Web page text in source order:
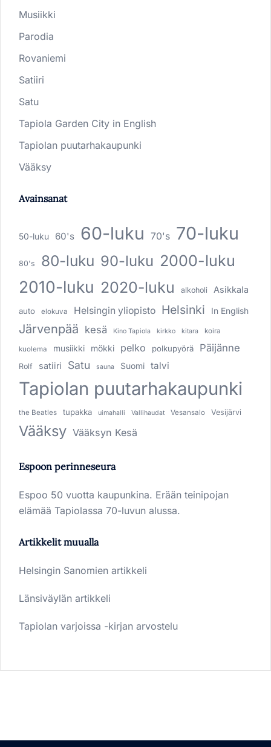
Musiikki
Parodia
Rovaniemi
Satiiri
Satu
Tapiola Garden City in English
Tapiolan puutarhakaupunki
Vääksy
Avainsanat
50-luku 60's 60-luku 70's 70-luku
80's 80-luku 90-luku 2000-luku
2010-luku 2020-luku alkoholi Asikkala
auto elokuva Helsingin yliopisto Helsinki In English
Järvenpää kesä Kino Tapiola kirkko kitara koira
kuolema musiikki mökki pelko polkupyörä Päijänne
Rolf satiiri Satu sauna Suomi talvi
Tapiolan puutarhakaupunki
the Beatles tupakka uimahalli Vallihaudat Vesansalo Vesijärvi
Vääksy Vääksyn Kesä
Espoon perinneseura
Espoo 50 vuotta kaupunkina. Erään teinipojan
elämää Tapiolassa 70-luvun alussa.
Artikkelit muualla
Helsingin Sanomien artikkeli
Länsiväylän artikkeli
Tapiolan varjoissa -kirjan arvostelu